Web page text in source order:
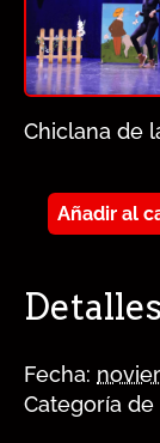
Chiclana de
Añadir al
Detalles
Fecha:
Categoría de